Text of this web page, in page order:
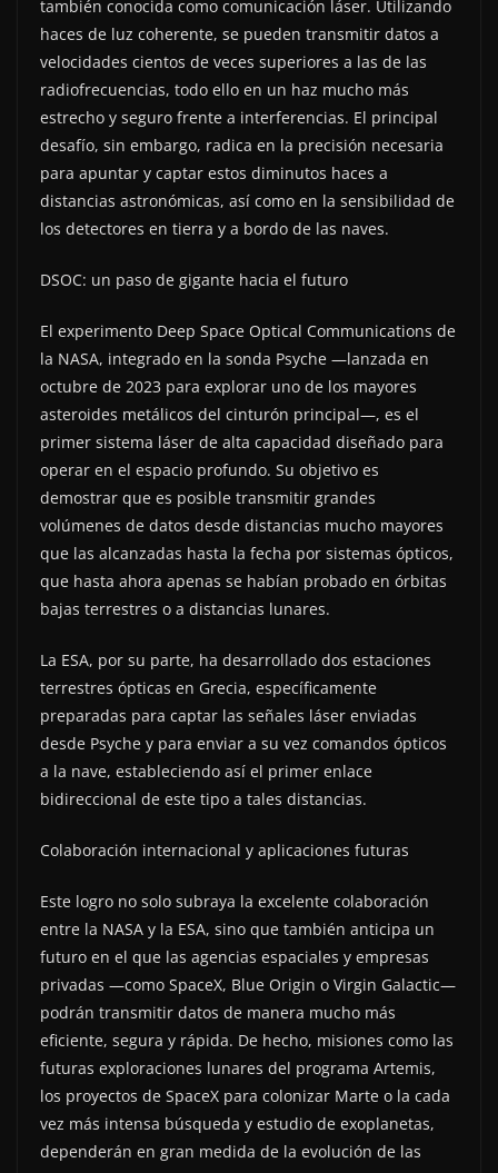
también conocida como comunicación láser. Utilizando
haces de luz coherente, se pueden transmitir datos a
velocidades cientos de veces superiores a las de las
radiofrecuencias, todo ello en un haz mucho más
estrecho y seguro frente a interferencias. El principal
desafío, sin embargo, radica en la precisión necesaria
para apuntar y captar estos diminutos haces a
distancias astronómicas, así como en la sensibilidad de
los detectores en tierra y a bordo de las naves.
DSOC: un paso de gigante hacia el futuro
El experimento Deep Space Optical Communications de
la NASA, integrado en la sonda Psyche —lanzada en
octubre de 2023 para explorar uno de los mayores
asteroides metálicos del cinturón principal—, es el
primer sistema láser de alta capacidad diseñado para
operar en el espacio profundo. Su objetivo es
demostrar que es posible transmitir grandes
volúmenes de datos desde distancias mucho mayores
que las alcanzadas hasta la fecha por sistemas ópticos,
que hasta ahora apenas se habían probado en órbitas
bajas terrestres o a distancias lunares.
La ESA, por su parte, ha desarrollado dos estaciones
terrestres ópticas en Grecia, específicamente
preparadas para captar las señales láser enviadas
desde Psyche y para enviar a su vez comandos ópticos
a la nave, estableciendo así el primer enlace
bidireccional de este tipo a tales distancias.
Colaboración internacional y aplicaciones futuras
Este logro no solo subraya la excelente colaboración
entre la NASA y la ESA, sino que también anticipa un
futuro en el que las agencias espaciales y empresas
privadas —como SpaceX, Blue Origin o Virgin Galactic—
podrán transmitir datos de manera mucho más
eficiente, segura y rápida. De hecho, misiones como las
futuras exploraciones lunares del programa Artemis,
los proyectos de SpaceX para colonizar Marte o la cada
vez más intensa búsqueda y estudio de exoplanetas,
dependerán en gran medida de la evolución de las